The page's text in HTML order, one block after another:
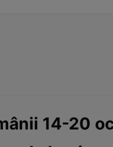
14-20